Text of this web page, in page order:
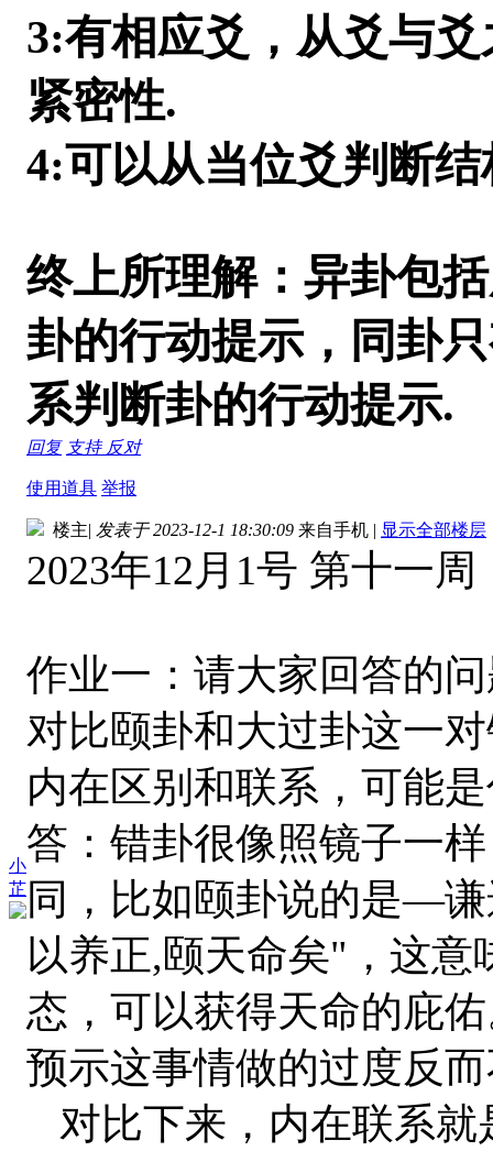
3:有相应爻，从爻与
紧密性.
4:可以从当位爻判断
终上所理解：异卦包
卦的行动提示，同卦
系判断卦的行动提示.
回复 支持 反对
使用道具 举报
小
芷
楼主| 发表于 2023-12-1 18:30:09 来自手机 | 显示全部楼层
2023年12月1号 第十一周
作业一：请大家回答的
对比颐卦和大过卦这一
内在区别和联系，可能
答：错卦很像照镜子一
同，比如颐卦说的是—
以养正,颐天命矣"，这
态，可以获得天命的庇
预示这事情做的过度反
对比下来，内在联系就